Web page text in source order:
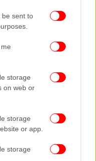
be sent to
storage
on web or
storage
or app.
storage
καλύτερη
εφαρμογή των
βήμα για την
των
συνεπές με τις